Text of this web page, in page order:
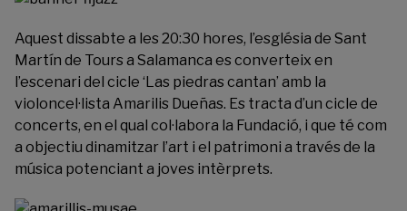
Aquest dissabte a les 20:30 hores, l’església de Sant
Martín de Tours a Salamanca es converteix en
l’escenari del cicle ‘Las piedras cantan’ amb la
violoncel·lista Amarilis Dueñas. Es tracta d’un cicle de
concerts, en el qual col·labora la Fundació, i que té com
a objectiu dinamitzar l’art i el patrimoni a través de la
música potenciant a joves intèrprets.